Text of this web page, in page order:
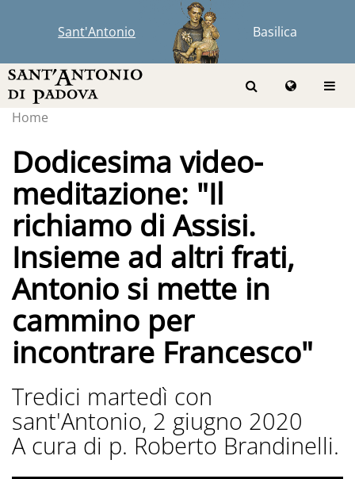
Sant'Antonio Basilica
Home
Dodicesima video-
meditazione: "Il
richiamo di Assisi.
Insieme ad altri frati,
Antonio si mette in
cammino per
incontrare Francesco"
Tredici martedì con
sant'Antonio, 2 giugno 2020
A cura di p. Roberto Brandinelli.